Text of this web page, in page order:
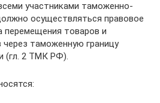
участниками таможенно-
осуществляться правовое
перемещения товаров и
таможенную границу
(гл. 2 ТМК РФ).